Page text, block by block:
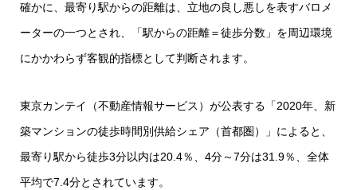
確かに、最寄り駅からの距離は、立地の良し悪しを表すバロメ
ーターの一つとされ、「駅からの距離＝徒歩分数」を周辺環境
にかかわらず客観的指標として判断されます。
東京カンテイ（不動産情報サービス）が公表する「2020年、新
築マンションの徒歩時間別供給シェア（首都圏）」によると、
最寄り駅から徒歩3分以内は20.4％、4分～7分は31.9％、全体
平均で7.4分とされています。